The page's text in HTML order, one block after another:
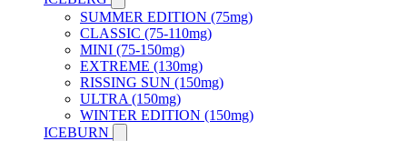
SUMMER EDITION (75mg)
CLASSIC (75-110mg)
MINI (75-150mg)
EXTREME (130mg)
RISSING SUN (150mg)
ULTRA (150mg)
WINTER EDITION (150mg)
ICEBURN